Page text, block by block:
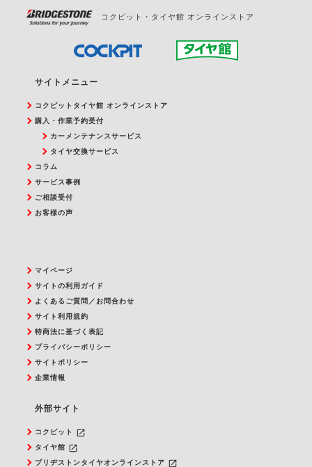
コクピット・タイヤ館 オンラインストア
サイトメニュー
コクピットタイヤ館 オンラインストア
購入・作業予約受付
カーメンテナンスサービス
タイヤ交換サービス
コラム
サービス事例
ご相談受付
お客様の声
マイページ
サイトの利用ガイド
よくあるご質問／お問合わせ
サイト利用規約
特商法に基づく表記
プライバシーポリシー
サイトポリシー
企業情報
外部サイト
コクピット launch
タイヤ館 launch
ブリヂストンタイヤオンラインストア launch